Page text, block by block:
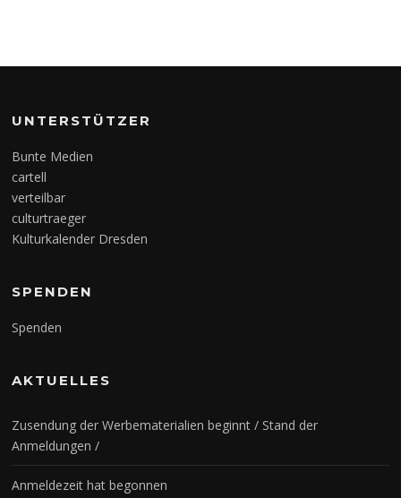
UNTERSTÜTZER
Bunte Medien
cartell
verteilbar
culturtraeger
Kulturkalender Dresden
SPENDEN
Spenden
AKTUELLES
Zusendung der Werbematerialien beginnt / Stand der
Anmeldungen /
Anmeldezeit hat begonnen